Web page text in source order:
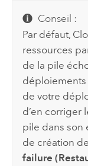
Conseil :
Par défaut,
ressources
de la pile
déploiements
de votre
d’en corriger
pile dans son
de création
failure